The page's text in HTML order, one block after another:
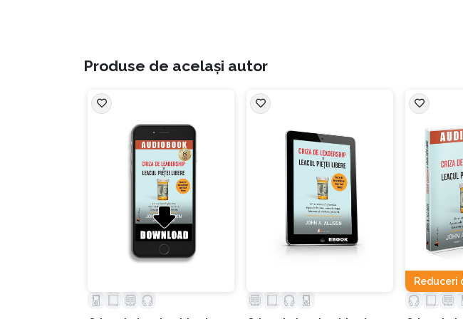
alcătui astfel o societate mai fericită. Cum poți face asta? Urmând acești
Creează și/sau comunică o viziune
„Viziunea este o conceptualizare a ceea ce s-ar întâmpla când
deveni când îți atingi scopul. Atunci când organizația devine ce
Dezvoltă și/sau comunică un scoppentru organizație (o misiune
„Principiul organizator al acțiunii umane este scopul. Ca ființe
trebuie să știm încotro ne îndreptăm. Oamenii au nevoie să
civice, universitățile și așa mai departe) sunt pur și simplu
Produse de același autor
Reduceri